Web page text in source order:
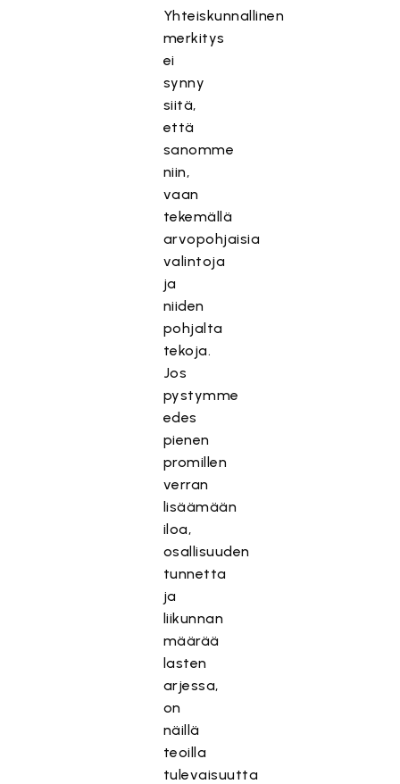
Yhteiskunnallinen
merkitys
ei
synny
siitä,
että
sanomme
niin,
vaan
tekemällä
arvopohjaisia
valintoja
ja
niiden
pohjalta
tekoja.
Jos
pystymme
edes
pienen
promillen
verran
lisäämään
iloa,
osallisuuden
tunnetta
ja
liikunnan
määrää
lasten
arjessa,
on
näillä
teoilla
tulevaisuutta